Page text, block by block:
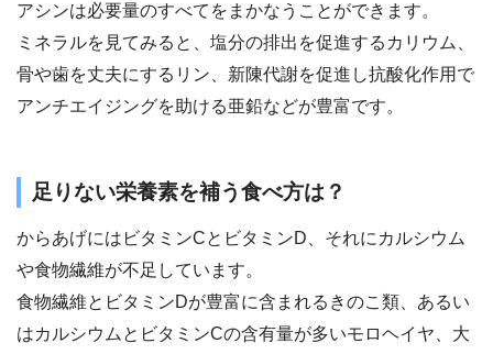
アシンは必要量のすべてをまかなうことができます。
ミネラルを見てみると、塩分の排出を促進するカリウム、
骨や歯を丈夫にするリン、新陳代謝を促進し抗酸化作用で
アンチエイジングを助ける亜鉛などが豊富です。
足りない栄養素を補う食べ方は？
からあげにはビタミンCとビタミンD、それにカルシウム
や食物繊維が不足しています。
食物繊維とビタミンDが豊富に含まれるきのこ類、あるい
はカルシウムとビタミンCの含有量が多いモロヘイヤ、大